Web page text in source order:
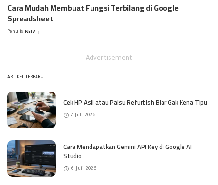
Cara Mudah Membuat Fungsi Terbilang di Google
Spreadsheet
Posted
Penulis NdZ
– Advertisement –
ARTIKEL TERBARU
Cek HP Asli atau Palsu Refurbish Biar Gak Kena Tipu
7 Juli 2026
Cara Mendapatkan Gemini API Key di Google AI
Studio
6 Juli 2026